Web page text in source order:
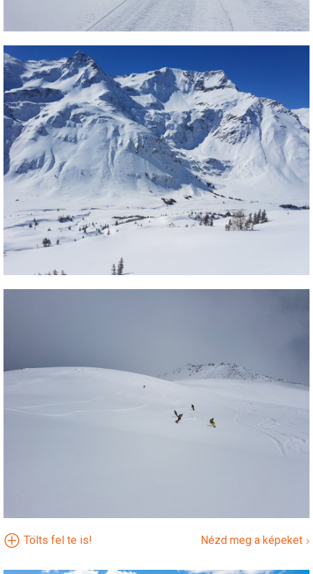
Tölts fel te is! Nézd meg a képeket